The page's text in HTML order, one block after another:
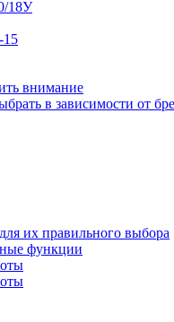
18У
15
внимание
в зависимости от
их правильного выбора
функции